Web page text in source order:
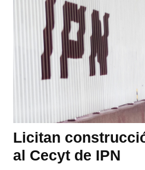
Licitan
al Cecyt de IPN